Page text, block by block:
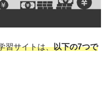
習サイトは、以下の7つで